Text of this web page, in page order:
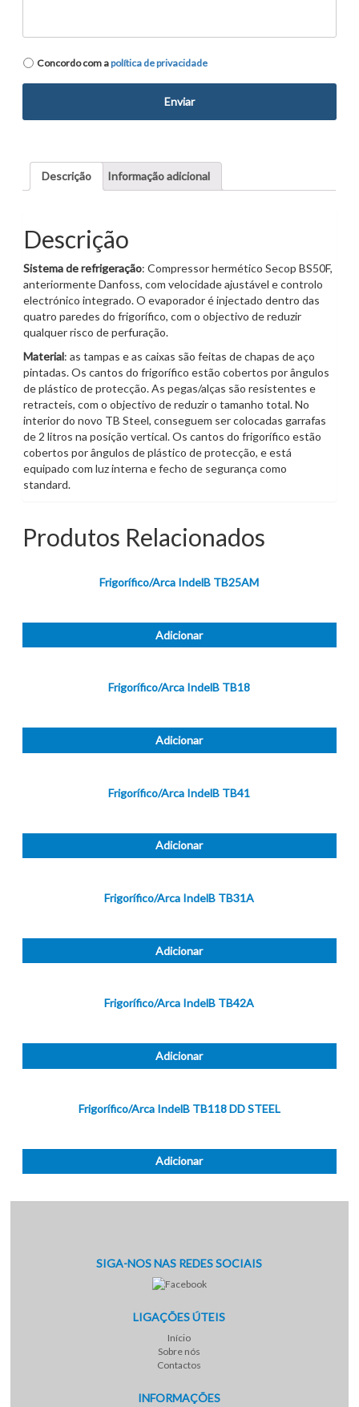
Política
Concordo com apolítica de privacidade
Descrição Informação adicional
Descrição
Sistema de refrigeração: Compressor hermético Secop BS50F,
anteriormente Danfoss, com velocidade ajustável e controlo
electrónico integrado. O evaporador é injectado dentro das
quatro paredes do frigorífico, com o objectivo de reduzir
qualquer risco de perfuração.
Material: as tampas e as caixas são feitas de chapas de aço
pintadas. Os cantos do frigorífico estão cobertos por ângulos
de plástico de protecção. As pegas/alças são resistentes e
retracteis, com o objectivo de reduzir o tamanho total. No
interior do novo TB Steel, conseguem ser colocadas garrafas
de 2 litros na posição vertical. Os cantos do frigorífico estão
cobertos por ângulos de plástico de protecção, e está
equipado com luz interna e fecho de segurança como
standard.
Produtos Relacionados
Frigorífico/Arca IndelB TB25AM
Adicionar
Frigorífico/Arca IndelB TB18
Adicionar
Frigorífico/Arca IndelB TB41
Adicionar
Frigorífico/Arca IndelB TB31A
Adicionar
Frigorífico/Arca IndelB TB42A
Adicionar
Frigorífico/Arca IndelB TB118 DD STEEL
Adicionar
SIGA-NOS NAS REDES SOCIAIS
LIGAÇÕES ÚTEIS
Início
Sobre nós
Contactos
INFORMAÇÕES